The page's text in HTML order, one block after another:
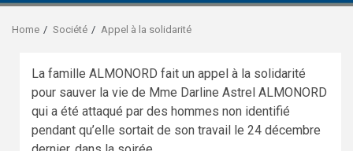
Home Société Appel à la solidarité
La famille ALMONORD fait un appel à la solidarité
pour sauver la vie de Mme Darline Astrel ALMONORD
qui a été attaqué par des hommes non identifié
pendant qu’elle sortait de son travail le 24 décembre